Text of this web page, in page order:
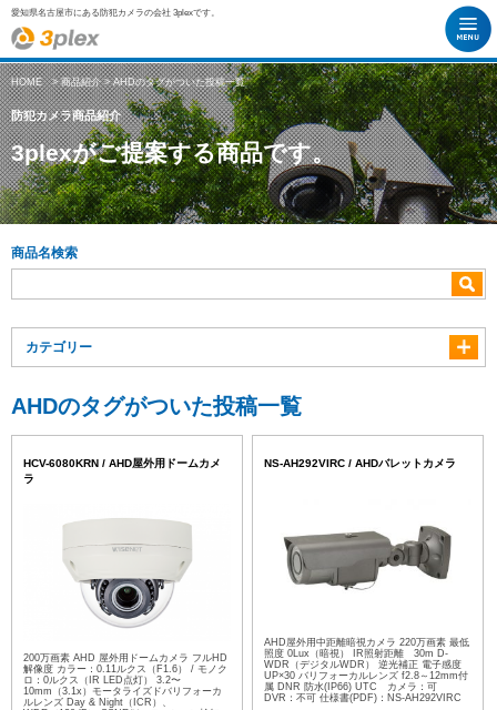
愛知県名古屋市にある防犯カメラの会社 3plexです。
HOME>商品紹介> AHDのタグがついた投稿一覧
防犯カメラ商品紹介
3plexがご提案する商品です。
商品名検索
カテゴリー
AHDのタグがついた投稿一覧
HCV-6080KRN / AHD屋外用ドームカメ
ラ
200万画素 AHD 屋外用ドームカメラ フルHD
解像度 カラー：0.11ルクス（F1.6） / モノク
ロ：0ルクス（IR LED点灯） 3.2〜
10mm（3.1x）モータライズドバリフォーカ
ルレンズ Day & Night（ICR）、
NS-AH292VIRC / AHDバレットカメラ
AHD屋外用中距離暗視カメラ 220万画素 最低
照度 0Lux（暗視） IR照射距離 30m D-
WDR（デジタルWDR） 逆光補正 電子感度
UP×30 バリフォーカルレンズ f2.8～12mm付
属 DNR 防水(IP66) UTC カメラ：可
DVR：不可 仕様書(PDF)：NS-AH292VIRC